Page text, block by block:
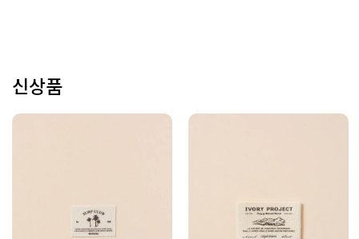
신상품